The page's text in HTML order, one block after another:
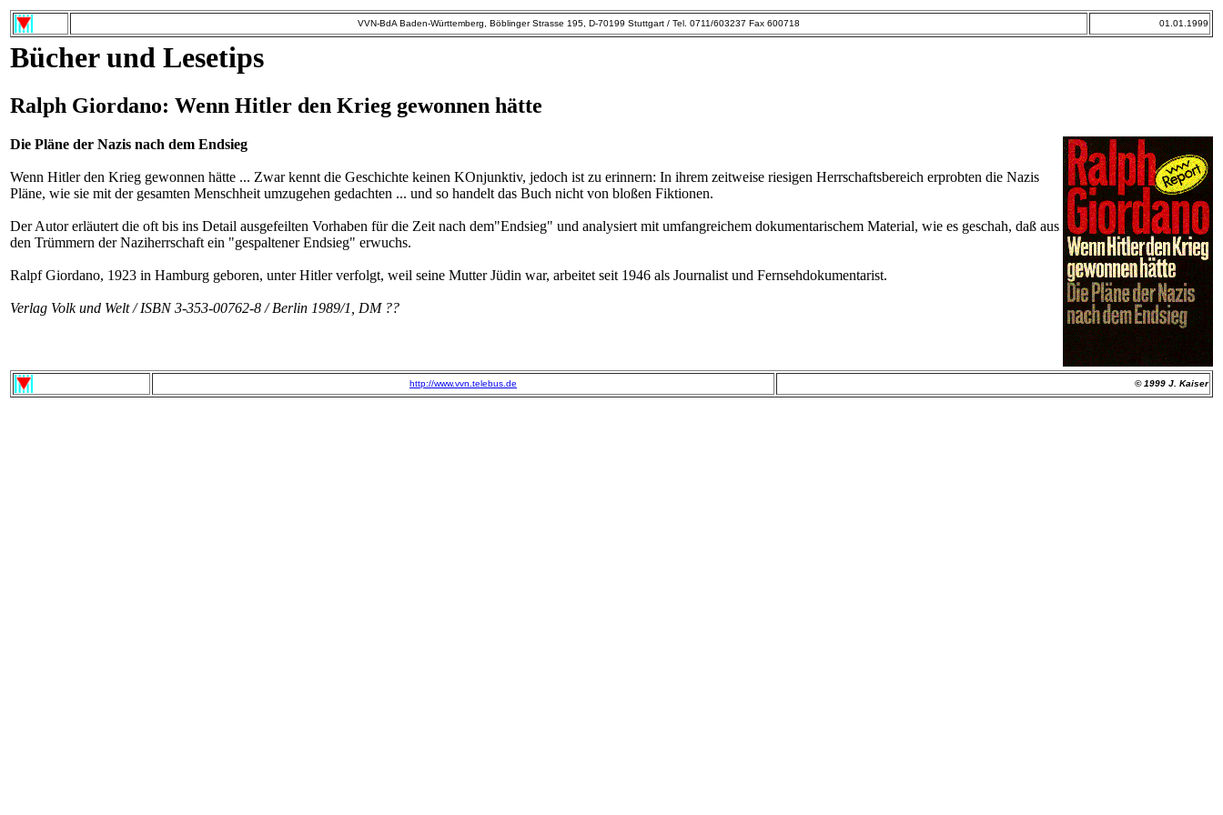
VVN-BdA Baden-Württemberg, Böblinger Strasse 195, D-70199 Stuttgart / Tel. 0711/603237 Fax 600718 01.01.1999
Bücher und Lesetips
Ralph Giordano: Wenn Hitler den Krieg gewonnen hätte
Die Pläne der Nazis nach dem Endsieg
Wenn Hitler den Krieg gewonnen hätte ... Zwar kennt die Geschichte keinen KOnjunktiv, jedoch ist zu erinnern: In ihrem zeitweise riesigen Herrschaftsbereich erprobten die Nazis
Pläne, wie sie mit der gesamten Menschheit umzugehen gedachten ... und so handelt das Buch nicht von bloßen Fiktionen.
Der Autor erläutert die oft bis ins Detail ausgefeilten Vorhaben für die Zeit nach dem"Endsieg" und analysiert mit umfangreichem dokumentarischem Material, wie es geschah, daß aus
den Trümmern der Naziherrschaft ein "gespaltener Endsieg" erwuchs.
Ralpf Giordano, 1923 in Hamburg geboren, unter Hitler verfolgt, weil seine Mutter Jüdin war, arbeitet seit 1946 als Journalist und Fernsehdokumentarist.
Verlag Volk und Welt / ISBN 3-353-00762-8 / Berlin 1989/1, DM ??
http://www.vvn.telebus.de © 1999 J. Kaiser